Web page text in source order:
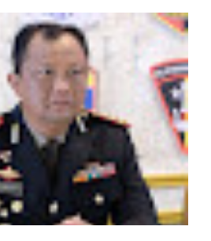
Ke-81 Kemerdekaan RI,
Lomba Memasak Nasi
Minuman